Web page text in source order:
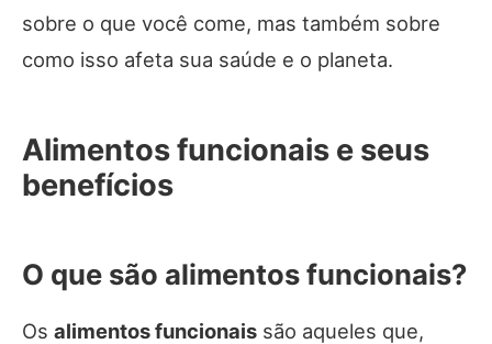
sobre o que você come, mas também sobre
como isso afeta sua saúde e o planeta.
Alimentos funcionais e seus
benefícios
O que são alimentos funcionais?
Os alimentos funcionais são aqueles que,